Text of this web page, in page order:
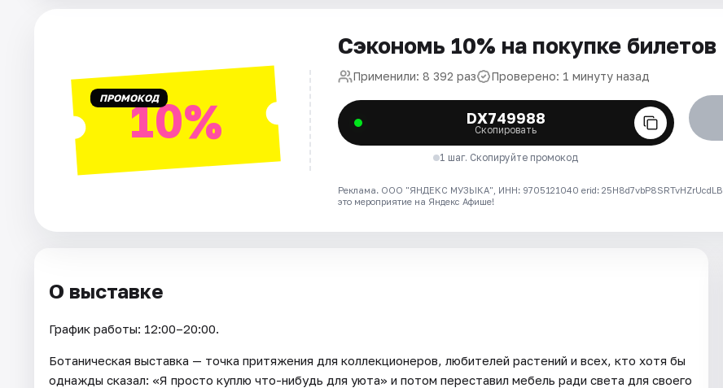
Артисты ПРОМОКОД10%
Сэкономь 10% на покупке билетов
Применили: 8 392 раз Проверено: 1 минуту назад
DX749988
Скопировать
1 шаг. Скопируйте промокод
Реклама. ООО "ЯНДЕКС МУЗЫКА", ИНН: 9705121040 erid: 25H8d7vbP8SRTvHZrUcdLB
это мероприятие на Яндекс Афише!
О выставке
График работы: 12:00–20:00.
Ботаническая выставка — точка притяжения для коллекционеров, любителей растений и всех, кто хотя бы
однажды сказал: «Я просто куплю что-нибудь для уюта» и потом переставил мебель ради света для своего